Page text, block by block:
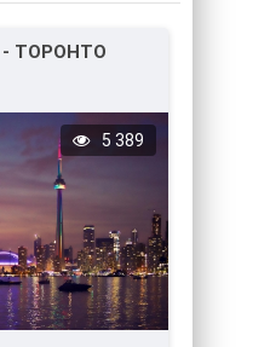
ТОРОНТО
5 389